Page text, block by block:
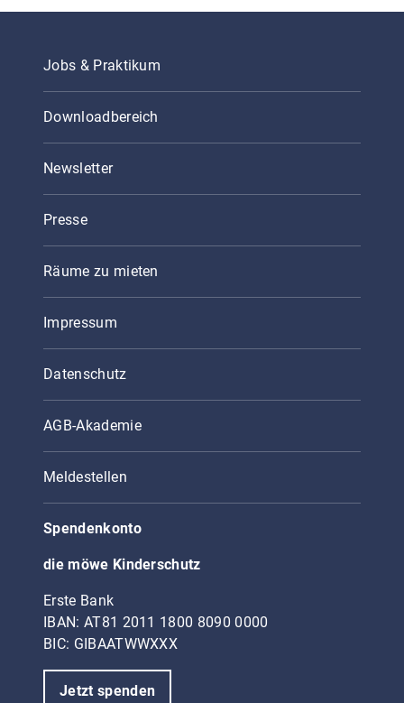
Jobs & Praktikum
Downloadbereich
Newsletter
Presse
Räume zu mieten
Impressum
Datenschutz
AGB-Akademie
Meldestellen
Spendenkonto
die möwe Kinderschutz
Erste Bank
IBAN: AT81 2011 1800 8090 0000
BIC: GIBAATWWXXX
Jetzt spenden